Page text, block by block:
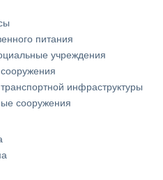
питания
учреждения
инфраструктуры
сооружения